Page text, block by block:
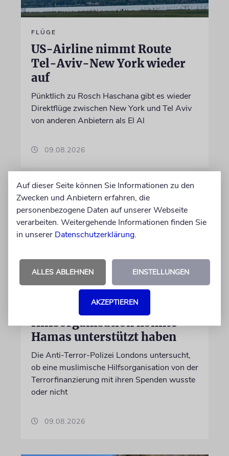
FLÜGE
US-Airline nimmt Route
Tel-Aviv-New York wieder
auf
Pünktlich zu Rosch Haschana gibt es wieder
Direktflüge zwischen New York und Tel Aviv
von anderen Anbietern als El Al
09.08.2026
GROSSBRITANNIEN
Verdacht: Britische
Hilfsorganisation könnte
Hamas unterstützt haben
Die Anti-Terror-Polizei Londons untersucht,
ob eine muslimische Hilfsorganisation von der
Terrorfinanzierung mit ihren Spenden wusste
oder nicht
09.08.2026
Auf dieser Seite können Sie Informationen zu den
Zwecken und Anbietern erfahren, die
personenbezogene Daten auf unserer Webseite
verarbeiten. Weitergehende Informationen finden Sie
in unserer Datenschutzerklärung.
ALLES ABLEHNEN EINSTELLUNGEN
AKZEPTIEREN